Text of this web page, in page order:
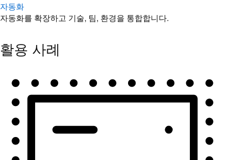
자동화
자동화를 확장하고 기술, 팀, 환경을 통합합니다.
활용 사례